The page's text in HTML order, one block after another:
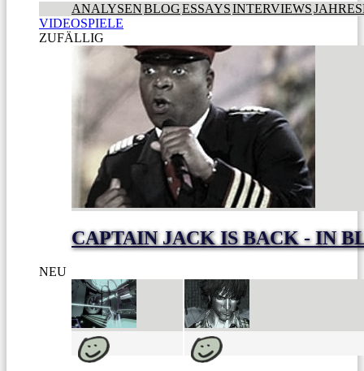
ANALYSENBLOGESSAYSINTERVIEWS
VIDEOSPIELE
ZUFÄLLIG
CAPTAIN JACK IS BACK - IN
NEU